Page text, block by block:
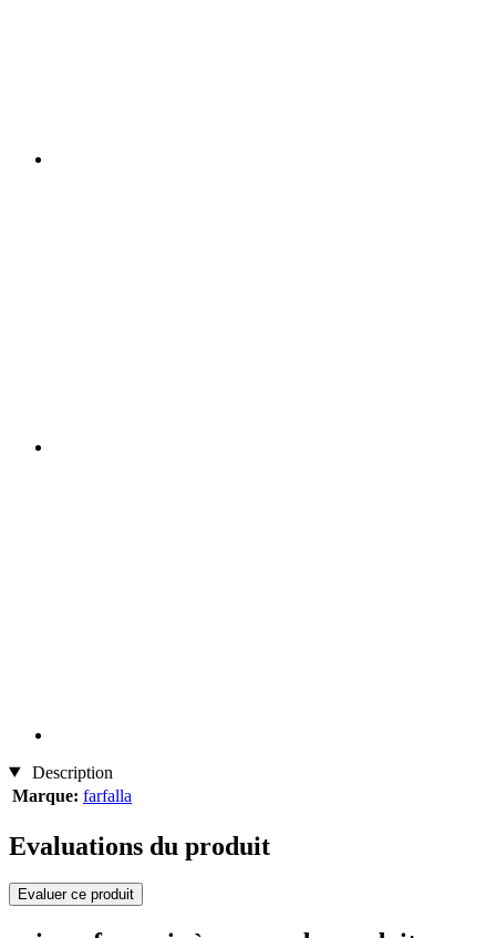
Description
Marque: farfalla
Evaluations du produit
Evaluer ce produit